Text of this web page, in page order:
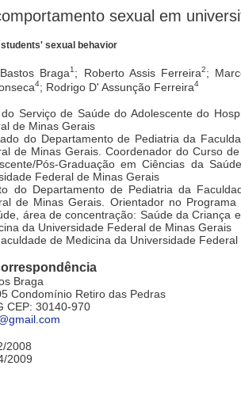
sexual em
sexual behavior
Braga1 ; Roberto Assis Ferreira2;
4; Rodrigo D' Assunção Ferreira4
Serviço de Saúde do Adolescente do
de Minas Gerais
do Departamento de Pediatria da
de Minas Gerais. Coordenador do Curso
Pós-Graduação em Ciências da
Federal de Minas Gerais
do Departamento de Pediatria da
de Minas Gerais. Orientador no Programa
área de concentração: Saúde da Criança
da Universidade Federal de Minas Gerais
de Medicina da Universidade
Braga
Condomínio Retiro das Pedras
CEP: 30140-970
2008
2009